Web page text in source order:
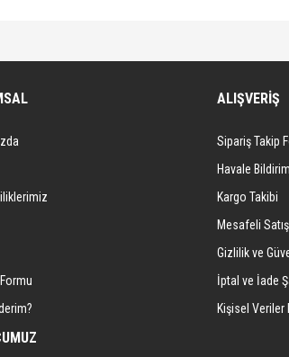
Ürün resmi kalitesiz, bozuk veya görüntülenemiyor.
Bu ürüne benzer farklı alternatifler olmalı.
ALIŞVERİŞ
Sipariş Takip
Havale
Kargo Takibi
Mesafeli
Gizlilik ve
İptal ve İade
Kişisel Veriler